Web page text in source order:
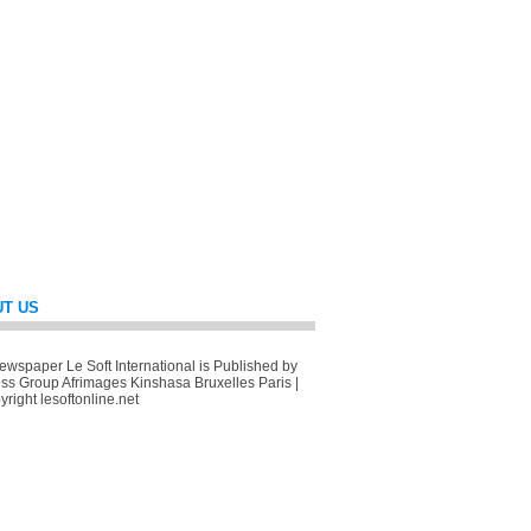
US
Le Soft International is Published by
Group Afrimages Kinshasa Bruxelles Paris |
lesoftonline.net